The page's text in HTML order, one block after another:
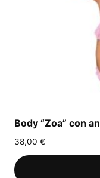
Body “Zoa” con
38,00 €